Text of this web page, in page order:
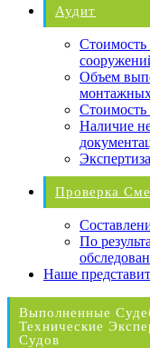
Аудит
Стоимость
Объем
Стоимость
Наличие
Проверка
По
Наше
Выполненные
Технические
Судов